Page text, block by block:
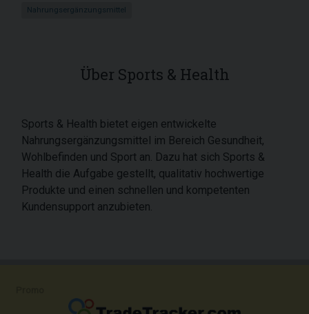
Nahrungsergänzungsmittel
Über Sports & Health
Sports & Health bietet eigen entwickelte
Nahrungsergänzungsmittel im Bereich Gesundheit,
Wohlbefinden und Sport an. Dazu hat sich Sports &
Health die Aufgabe gestellt, qualitativ hochwertige
Produkte und einen schnellen und kompetenten
Kundensupport anzubieten.